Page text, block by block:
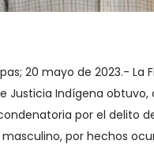
20 mayo de 2023.- La
Justicia Indígena
por el delito
por hechos